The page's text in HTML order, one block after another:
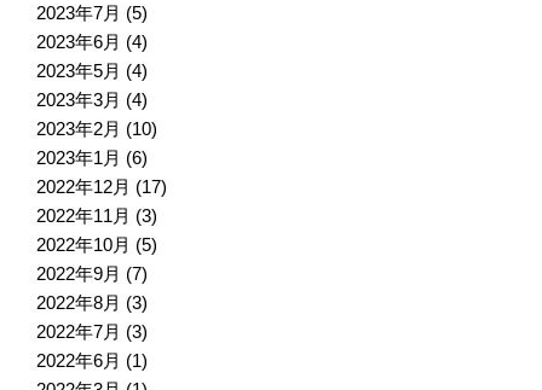
2023年7月 (5)
2023年6月 (4)
2023年5月 (4)
2023年3月 (4)
2023年2月 (10)
2023年1月 (6)
2022年12月 (17)
2022年11月 (3)
2022年10月 (5)
2022年9月 (7)
2022年8月 (3)
2022年7月 (3)
2022年6月 (1)